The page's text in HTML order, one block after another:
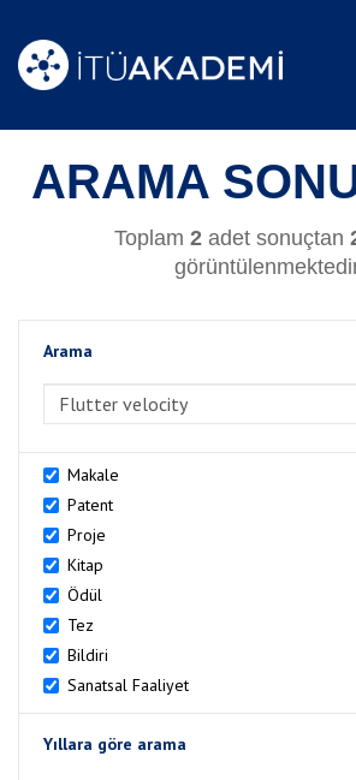
ARAMA
Toplam 2adet sonuçtan
Arama
Makale
Patent
Proje
Kitap
Ödül
Tez
Bildiri
Sanatsal Faaliyet
Yıllara göre arama